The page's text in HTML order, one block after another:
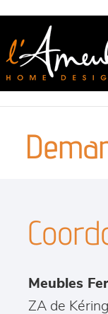
Meubles
ZA de